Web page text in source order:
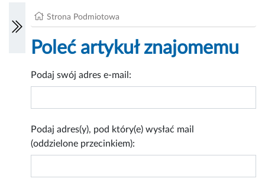
Strona Podmiotowa
Poleć artykuł znajomemu
Podaj swój adres e-mail:
Podaj adres(y), pod który(e) wysłać mail
(oddzielone przecinkiem):